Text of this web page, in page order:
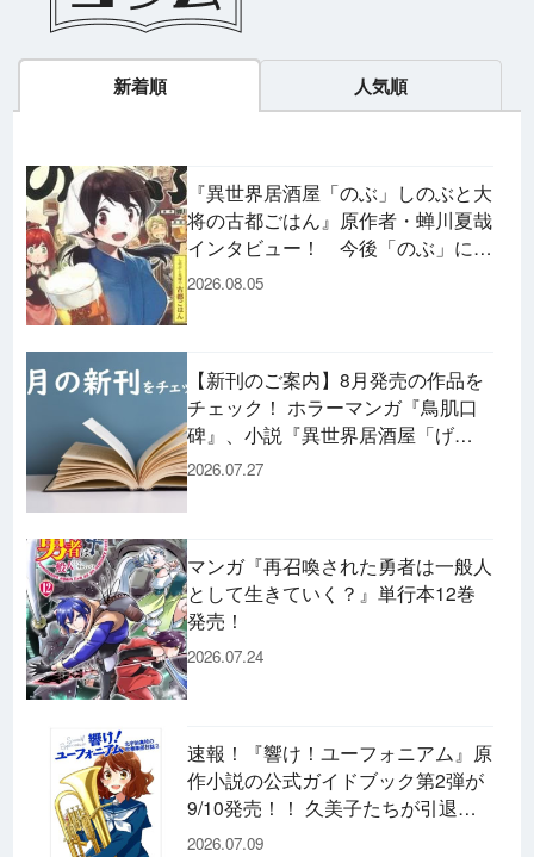
新着順 人気順
『異世界居酒屋「のぶ」しのぶと大
将の古都ごはん』原作者・蝉川夏哉
インタビュー！ 今後「のぶ」に登
場するメニューは……!?
2026.08.05
【新刊のご案内】8月発売の作品を
チェック！ ホラーマンガ『鳥肌口
碑』、小説『異世界居酒屋「げ
ん」』、文庫『カエル男 完結編』
などずらり！
2026.07.27
マンガ『再召喚された勇者は一般人
として生きていく？』単行本12巻
発売！
2026.07.24
速報！『響け！ユーフォニアム』原
作小説の公式ガイドブック第2弾が
9/10発売！！ 久美子たちが引退し
た後の書き下ろし小説など充実の内
2026.07.09